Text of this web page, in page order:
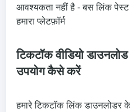
आवश्यकता नहीं है - बस लिंक
हमारा प्लेटफ़ॉर्म
टिकटॉक वीडियो
उपयोग कैसे करें
हमारे टिकटॉक लिंक डाउनलोडर